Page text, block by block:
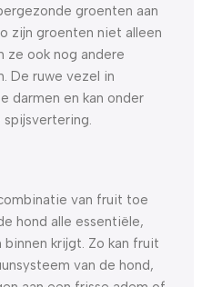
groenten aan
zijn groenten niet alleen
ze ook nog andere
De ruwe vezel in
darmen en kan onder
spijsvertering.
van fruit toe
hond alle essentiële,
krijgt. Zo kan fruit
van de hond,